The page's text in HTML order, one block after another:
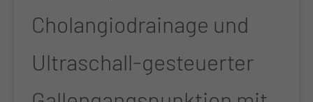
Cholangiodrainage und
Ultraschall-gesteuerter